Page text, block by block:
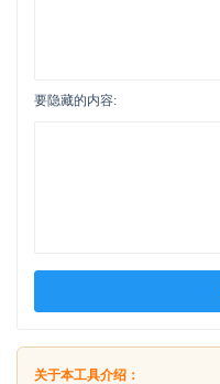
要隐藏的内容:
关于本工具介绍：